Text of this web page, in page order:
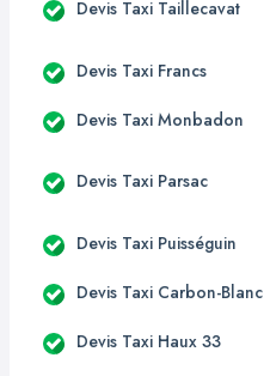
Devis Taxi Taillecavat
Devis Taxi Francs
Devis Taxi Monbadon
Devis Taxi Parsac
Devis Taxi Puisséguin
Devis Taxi Carbon-Blanc
Devis Taxi Haux 33